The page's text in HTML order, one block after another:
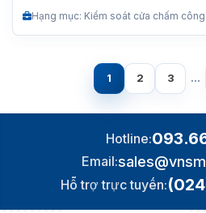
Hạng mục: Kiểm soát cửa chấm công
1 2 3 …
Hotline:
Email:
Hỗ trợ trực tuyến: